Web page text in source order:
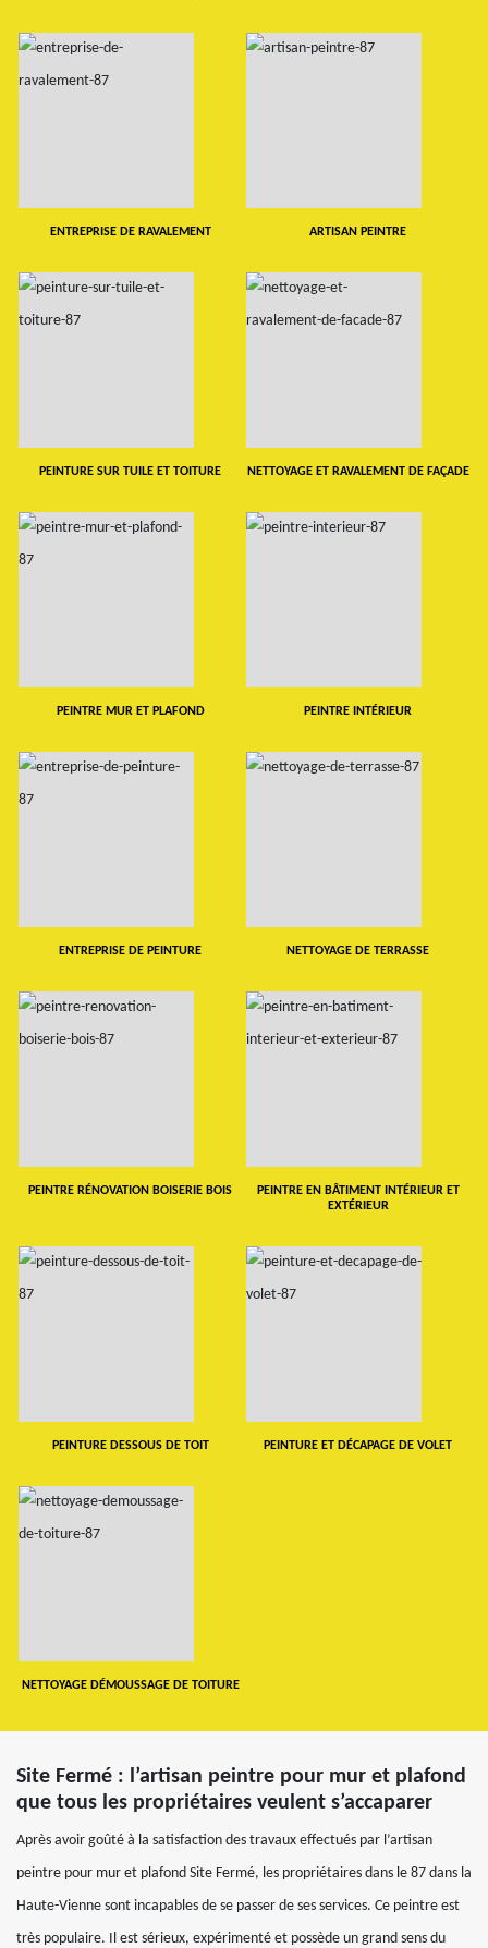
ENTREPRISE DE RAVALEMENT ARTISAN PEINTRE
PEINTURE SUR TUILE ET TOITURE NETTOYAGE ET RAVALEMENT DE FAÇADE
PEINTRE MUR ET PLAFOND PEINTRE INTÉRIEUR
ENTREPRISE DE PEINTURE NETTOYAGE DE TERRASSE
PEINTRE RÉNOVATION BOISERIE BOIS
PEINTRE EN BÂTIMENT INTÉRIEUR ET
EXTÉRIEUR
PEINTURE DESSOUS DE TOIT PEINTURE ET DÉCAPAGE DE VOLET
NETTOYAGE DÉMOUSSAGE DE TOITURE
Site Fermé : l’artisan peintre pour mur et plafond
que tous les propriétaires veulent s’accaparer
Après avoir goûté à la satisfaction des travaux effectués par l’artisan
peintre pour mur et plafond Site Fermé, les propriétaires dans le 87 dans la
Haute-Vienne sont incapables de se passer de ses services. Ce peintre est
très populaire. Il est sérieux, expérimenté et possède un grand sens du